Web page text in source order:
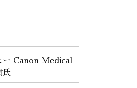
ー Canon Medical
氏